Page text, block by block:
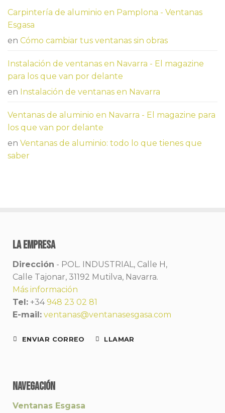
Carpintería de aluminio en Pamplona - Ventanas
Esgasa
en Cómo cambiar tus ventanas sin obras
Instalación de ventanas en Navarra - El magazine
para los que van por delante
en Instalación de ventanas en Navarra
Ventanas de aluminio en Navarra - El magazine para
los que van por delante
en Ventanas de aluminio: todo lo que tienes que
saber
la empresa
Dirección - POL. INDUSTRIAL, Calle H,
Calle Tajonar, 31192 Mutilva, Navarra.
Más información
Tel: +34948 23 02 81
E-mail: ventanas@ventanasesgasa.com
ENVIAR CORREO LLAMAR
NAVEGACIÓN
Ventanas Esgasa